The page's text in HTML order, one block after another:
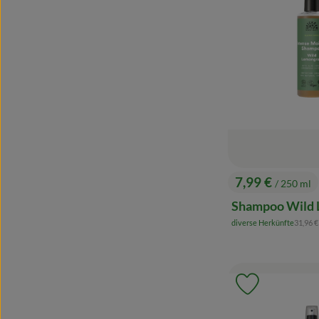
, Preis:
7,99 € / 250 ml
Shampoo Wild
, Herkunft:
diverse Herkünfte,31,96 €
Produkt